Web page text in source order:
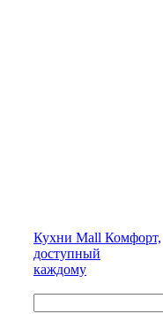
Кухни Mall Комфорт,
доступный
каждому